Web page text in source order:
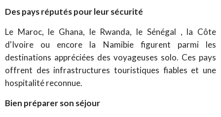
Des pays réputés pour leur sécurité
Le Maroc, le Ghana, le Rwanda, le Sénégal , la Côte
d'Ivoire ou encore la Namibie figurent parmi les
destinations appréciées des voyageuses solo. Ces pays
offrent des infrastructures touristiques fiables et une
hospitalité reconnue.
Bien préparer son séjour